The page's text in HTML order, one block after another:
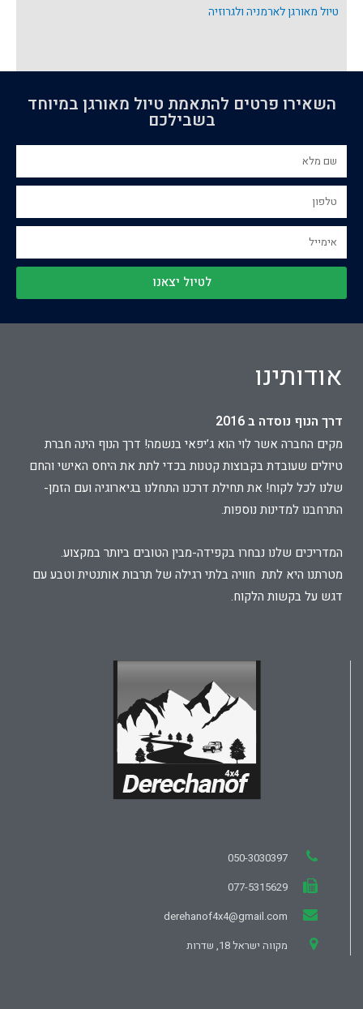
טיול מאורגן לארמניה ולגרוזיה
השאירו פרטים להתאמת טיול מאורגן במיוחד
בשבילכם
לטיול יצאנו
אודותינו
דרך הנוף נוסדה ב 2016
מקים החברה אשר לוי הוא ג’יפאי בנשמה! דרך הנוף הינה חברת
טיולים שעובדת בקבוצות קטנות בכדי לתת את היחס האישי והחם
שלנו לכל לקוח! את תחילת דרכנו התחלנו בגיארוגיה ועם הזמן-
התרחבנו למדינות נוספות.
המדריכים שלנו נבחרו בקפידה-מבין הטובים ביותר במקצוע.
מטרתנו היא לתת חוויה בלתי רגילה של תרבות אותנטית וטבע עם
דגש על בקשות הלקוח.
050-3030397
077-5315629
derehanof4x4@gmail.com
מקווה ישראל 18, שדרות